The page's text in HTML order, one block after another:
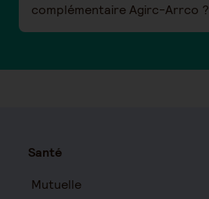
complémentaire Agirc-Arrco ?
Santé
Mutuelle